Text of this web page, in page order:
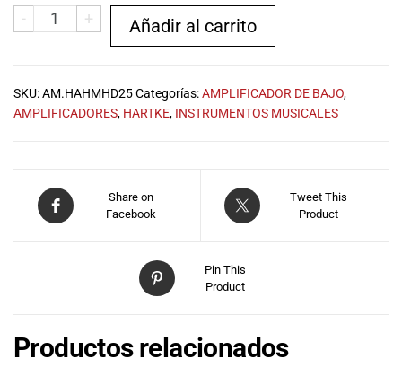
especiales
para nuestros
clientes. Ven a
nuestra tienda
física en Quito,
o haz tu
de nuestra
página web y
comodidad de
tu hogar.
música con
Import Music
- + Añadir al carrito
SKU:AM.HAHMHD25Categorías:AMPLIFICADOR DE BAJO,
AMPLIFICADORES, HARTKE, INSTRUMENTOS MUSICALES
Share on
Facebook
Tweet This
Product
Pin This
Product
Productos relacionados